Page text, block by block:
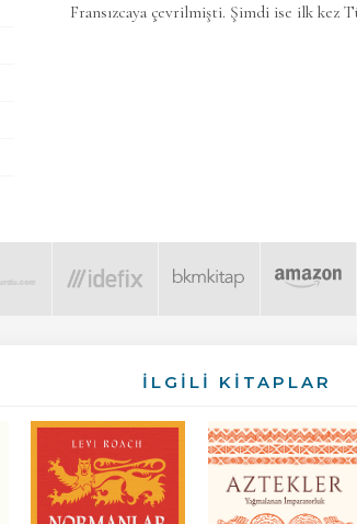
Fransızcaya çevrilmişti. Şimdi ise ilk kez
İLGİLİ KİTAPLAR